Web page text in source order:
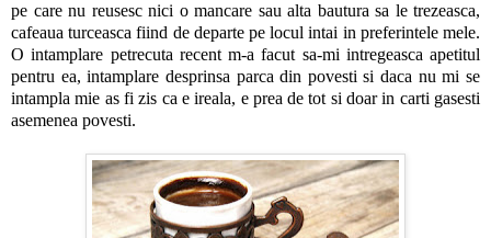
pe care nu reusesc nici o mancare sau alta bautura sa le trezeasca,
cafeaua turceasca fiind de departe pe locul intai in preferintele mele.
O intamplare petrecuta recent m-a facut sa-mi intregeasca apetitul
pentru ea, intamplare desprinsa parca din povesti si daca nu mi se
intampla mie as fi zis ca e ireala, e prea de tot si doar in carti gasesti
asemenea povesti.